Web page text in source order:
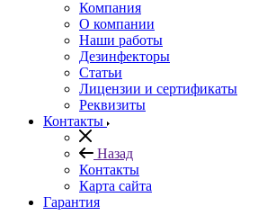
Компания
О компании
Наши работы
Дезинфекторы
Статьи
Лицензии и сертификаты
Реквизиты
Контакты
Назад
Контакты
Карта сайта
Гарантия